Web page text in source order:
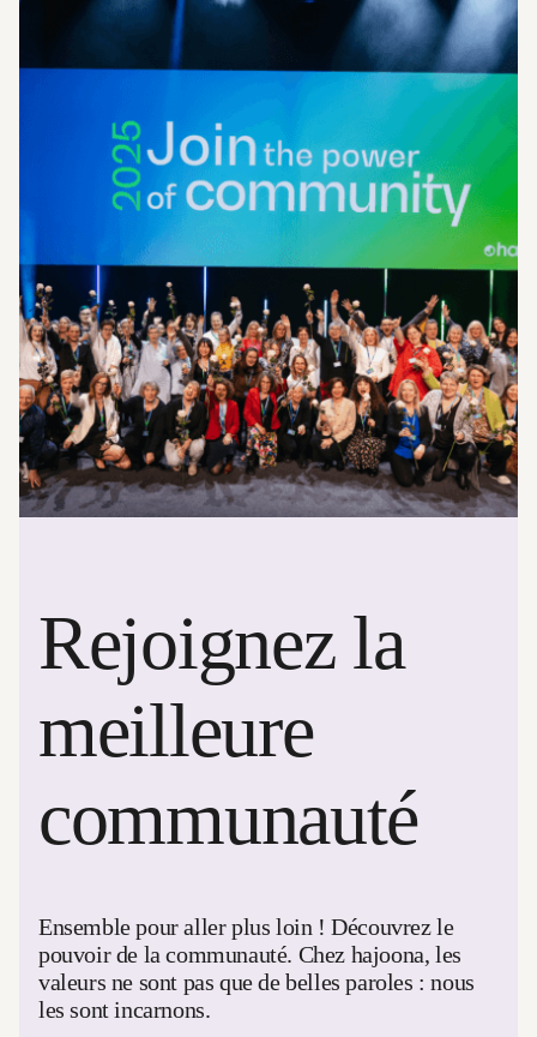
Rejoignez la
meilleure
communauté
Ensemble pour aller plus loin ! Découvrez le
pouvoir de la communauté. Chez hajoona, les
valeurs ne sont pas que de belles paroles : nous
les sont incarnons.